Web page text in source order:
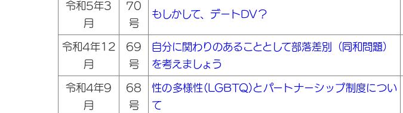
令和5年3
月
70
号
もしかして、デートDV？
令和4年12
月
69
号
自分に関わりのあることとして部落差別（同和問題）
を考えましょう
令和4年9
月
68
号
性の多様性(LGBTQ)とパートナーシップ制度につい
て